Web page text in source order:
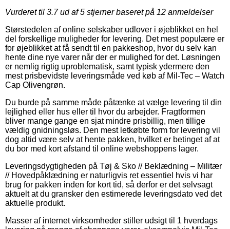
Vurderet til 3.7ud af 5 stjerner baseret på 12 anmeldelser
Størstedelen af online selskaber udlover i øjeblikket en hel
del forskellige muligheder for levering. Det mest populære er
for øjeblikket at få sendt til en pakkeshop, hvor du selv kan
hente dine nye varer når der er mulighed for det. Løsningen
er nemlig rigtig uproblematisk, samt typisk ydermere den
mest prisbevidste leveringsmåde ved køb af Mil-Tec – Watch
Cap Olivengrøn.
Du burde på samme måde påtænke at vælge levering til din
lejlighed eller hus eller til hvor du arbejder. Fragtformen
bliver mange gange en sjat mindre prisbillig, men tillige
vældig gnidningsløs. Den mest letkøbte form for levering vil
dog altid være selv at hente pakken, hvilket er betinget af at
du bor med kort afstand til online webshoppens lager.
Leveringsdygtigheden på Tøj & Sko // Beklædning – Militær
// Hovedpåklædning er naturligvis ret essentiel hvis vi har
brug for pakken inden for kort tid, så derfor er det selvsagt
aktuelt at du gransker den estimerede leveringsdato ved det
aktuelle produkt.
Masser af internet virksomheder stiller udsigt til 1 hverdags